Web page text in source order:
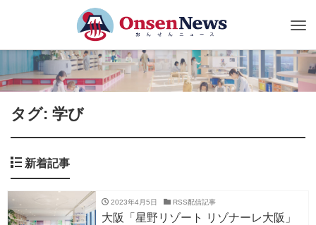
タグ: 学び
新着記事
2023年4月5日 RSS配信記事
大阪「星野リゾート リゾナーレ大阪」